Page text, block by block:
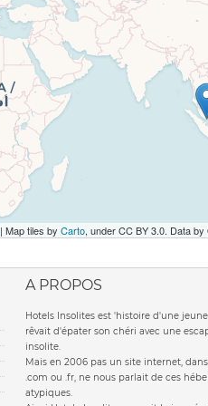
| Map tiles by Carto, under CC BY 3.0. Data
A PROPOS
Hotels Insolites est 'histoire d'une
rêvait d'épater son chéri avec une
insolite.
Mais en 2006 pas un site internet,
.com ou .fr, ne nous parlait de ces
atypiques.